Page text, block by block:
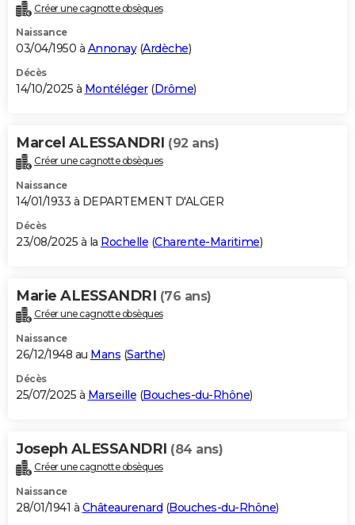
Créer une cagnotte obsèques
Naissance
03/04/1950 à Annonay(Ardèche)
Décès
14/10/2025 à Montéléger(Drôme)
Marcel ALESSANDRI (92 ans)
Créer une cagnotte obsèques
Naissance
14/01/1933 à DEPARTEMENT D'ALGER
Décès
23/08/2025 à la Rochelle (Charente-Maritime)
Marie ALESSANDRI (76 ans)
Créer une cagnotte obsèques
Naissance
26/12/1948 au Mans (Sarthe)
Décès
25/07/2025 à Marseille (Bouches-du-Rhône)
Joseph ALESSANDRI (84 ans)
Créer une cagnotte obsèques
Naissance
28/01/1941 à Châteaurenard (Bouches-du-Rhône)